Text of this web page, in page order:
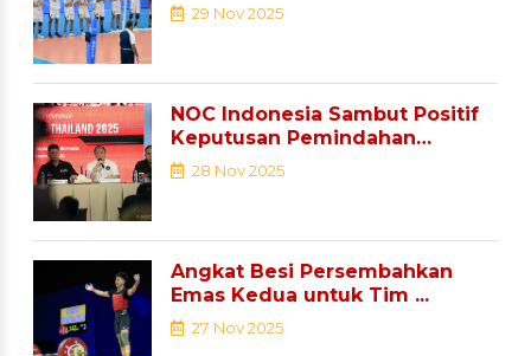
29 Nov 2025
NOC Indonesia Sambut Positif
Keputusan Pemindahan
Sejumlah ...
28 Nov 2025
Angkat Besi Persembahkan
Emas Kedua untuk Tim ...
27 Nov 2025